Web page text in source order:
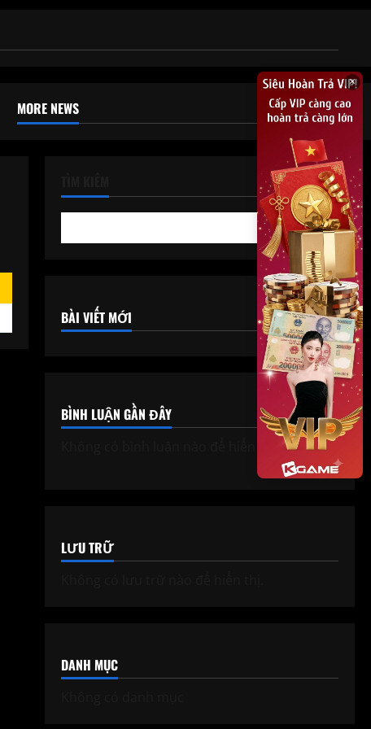
MORE NEWS
Tìm kiếm
BÀI VIẾT MỚI
BÌNH LUẬN GẦN ĐÂY
LƯU TRỮ
DANH MỤC
×